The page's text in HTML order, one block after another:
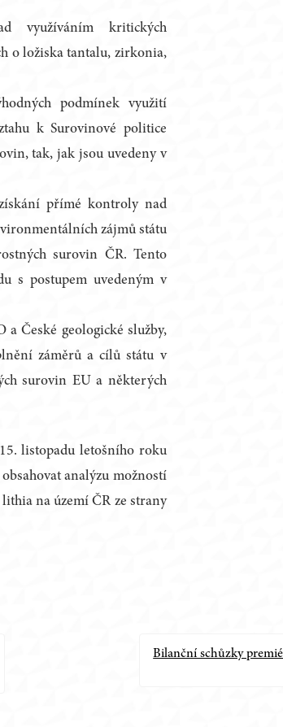
využíváním kritických
o ložiska tantalu, zirkonia,
podmínek využití
k Surovinové politice
tak, jak jsou uvedeny v
přímé kontroly nad
zájmů státu
surovin ČR. Tento
s postupem uvedeným v
České geologické služby,
záměrů a cílů státu v
surovin EU a některých
listopadu letošního roku
analýzu možností
na území ČR ze strany
Bilanční schůzky